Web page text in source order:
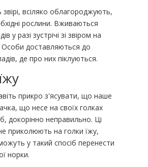
всіляко облагороджують,
рослини. Вживаються
у разі зустрічі зі звіром на
Особи доставляються до
де про них піклуються.
прикро з'ясувати, що наше
що несе на своїх голках
докорінно неправильно. Ці
приколюють на голки їжу,
у такий спосіб перенести
норки.